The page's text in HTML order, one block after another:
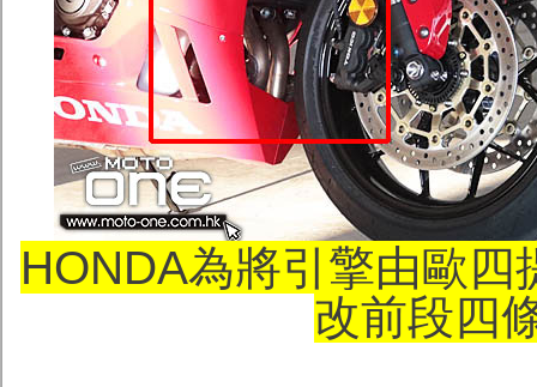
HONDA為將引擎由歐
改前段四